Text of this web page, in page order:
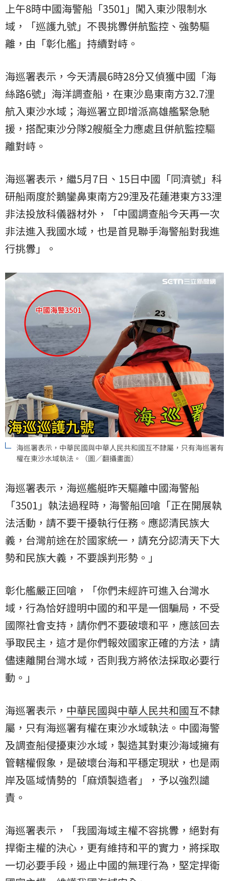
上午8時中國海警船「3501」闖入東沙限制水
域，「巡護九號」不畏挑釁併航監控、強勢驅
離，由「彰化艦」持續對峙。
海巡署表示，今天清晨6時28分又偵獲中國「海
絲路6號」海洋調查船，在東沙島東南方32.7浬
航入東沙水域；海巡署立即增派高雄艦緊急馳
援，搭配東沙分隊2艘艇全力應處且併航監控驅
離對峙。
海巡署表示，繼5月7日、15日中國「同濟號」科
研船兩度於鵝鑾鼻東南方29浬及花蓮港東方33浬
非法投放科儀器材外，「中國調查船今天再一次
非法進入我國水域，也是首見聯手海警船對我進
行挑釁」。
海巡署表示，中華民國與中華人民共和國互不隸屬，只有海巡署有
權在東沙水域執法。（圖／翻攝畫面）
海巡署表示，海巡艦艇昨天驅離中國海警船
「3501」執法過程時，海警船回嗆「正在開展執
法活動，請不要干擾執行任務。應認清民族大
義，台灣前途在於國家統一，請充分認清天下大
勢和民族大義，不要誤判形勢。」
彰化艦嚴正回嗆，「你們未經許可進入台灣水
域，行為恰好證明中國的和平是一個騙局，不受
國際社會支持，請你們不要破壞和平，應該回去
爭取民主，這才是你們報效國家正確的方法，請
儘速離開台灣水域，否則我方將依法採取必要行
動。」
海巡署表示， 中華民國與中華人民共和國互不隸
屬，只有海巡署有權在東沙水域執法。中國海警
及調查船侵擾東沙水域，製造其對東沙海域擁有
管轄權假象，是破壞台海和平穩定現狀，也是兩
岸及區域情勢的「麻煩製造者」，予以強烈譴
責。
海巡署表示，「我國海域主權不容挑釁，絕對有
捍衛主權的決心，更有維持和平的實力，將採取
一切必要手段，遏止中國的無理行為，堅定捍衛